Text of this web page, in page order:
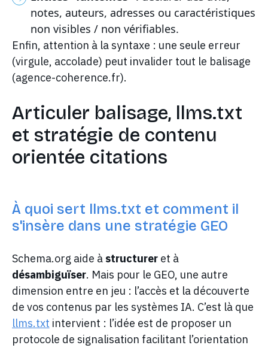
notes, auteurs, adresses ou caractéristiques
non visibles / non vérifiables.
Enfin, attention à la syntaxe : une seule erreur
(virgule, accolade) peut invalider tout le balisage
(agence-coherence.fr).
Articuler balisage, llms.txt
et stratégie de contenu
orientée citations
À quoi sert llms.txt et comment il
s'insère dans une stratégie GEO
Schema.org aide à structureret à
désambiguïser. Mais pour le GEO, une autre
dimension entre en jeu : l’accès et la découverte
de vos contenus par les systèmes IA. C’est là que
llms.txt intervient : l’idée est de proposer un
protocole de signalisation facilitant l’orientation